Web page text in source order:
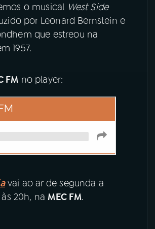
o musical West Side
por Leonard Bernstein e
que estreou na
1957.
FM no player:
vai ao ar de segunda a
20h, na MEC FM.